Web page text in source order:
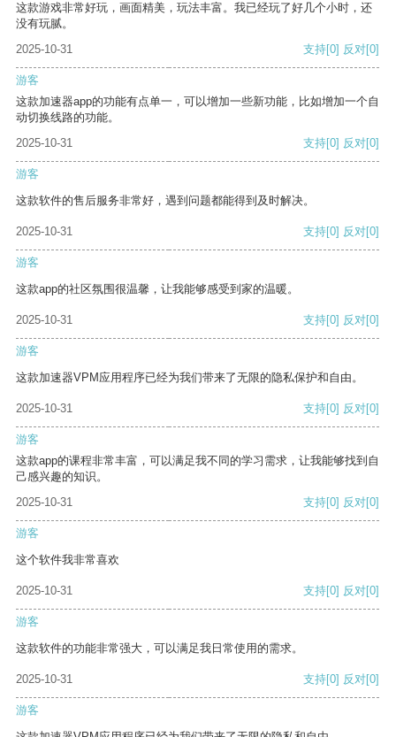
这款游戏非常好玩，画面精美，玩法丰富。我已经玩了好几个小时，还
没有玩腻。
2025-10-31
支持[0] 反对[0]
游客
这款加速器app的功能有点单一，可以增加一些新功能，比如增加一个自
动切换线路的功能。
2025-10-31
支持[0] 反对[0]
游客
这款软件的售后服务非常好，遇到问题都能得到及时解决。
2025-10-31 支持[0] 反对[0]
游客
这款app的社区氛围很温馨，让我能够感受到家的温暖。
2025-10-31 支持[0] 反对[0]
游客
这款加速器VPM应用程序已经为我们带来了无限的隐私保护和自由。
2025-10-31 支持[0] 反对[0]
游客
这款app的课程非常丰富，可以满足我不同的学习需求，让我能够找到自
己感兴趣的知识。
2025-10-31
支持[0] 反对[0]
游客
这个软件我非常喜欢
2025-10-31 支持[0] 反对[0]
游客
这款软件的功能非常强大，可以满足我日常使用的需求。
2025-10-31 支持[0] 反对[0]
游客